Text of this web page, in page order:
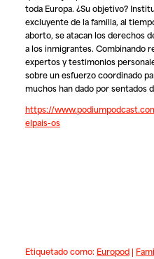
toda Europa. ¿Su objetivo?
excluyente de la familia, al
aborto, se atacan los derechos
a los inmigrantes. Combinando
expertos y testimonios
sobre un esfuerzo coordinado
muchos han dado por sentados
https://
elpais-os
Etiquetado como: Europod|